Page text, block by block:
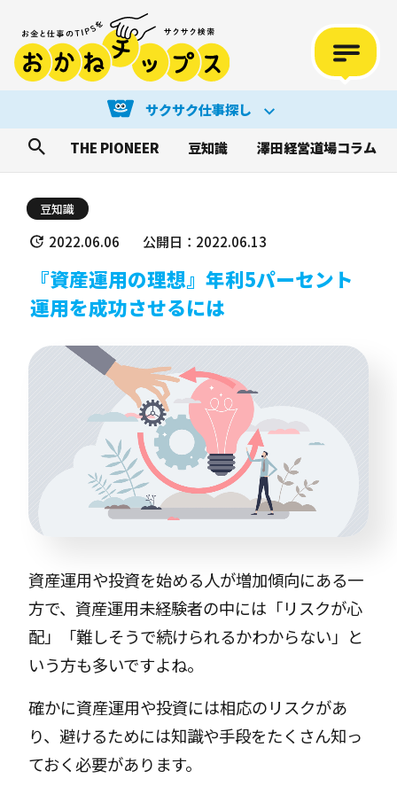
サクサク仕事探し
THE PIONEER
豆知識 澤田経営道場コラム
豆知識
2022.06.06 公開日：2022.06.13
『資産運用の理想』年利5パーセント
運用を成功させるには
資産運用や投資を始める人が増加傾向にある一
方で、資産運用未経験者の中には「リスクが心
配」「難しそうで続けられるかわからない」と
いう方も多いですよね。
確かに資産運用や投資には相応のリスクがあ
り、避けるためには知識や手段をたくさん知っ
ておく必要があります。